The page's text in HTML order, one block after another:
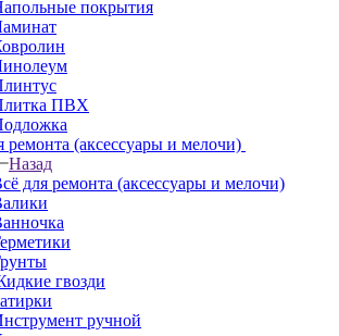
покрытия
ПВХ
ремонта (аксессуары и мелочи)
Назад
для ремонта (аксессуары и мелочи)
гвозди
ручной